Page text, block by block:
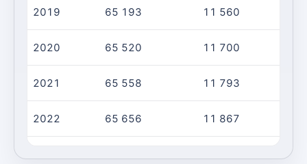
2019 65 193 11 560
2020 65 520 11 700
2021 65 558 11 793
2022 65 656 11 867